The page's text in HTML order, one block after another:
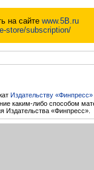
на сайте www.5B.ru
store/subscription/
Издательству «Финпресс»
каким-либо способом
Издательства «Финпресс».